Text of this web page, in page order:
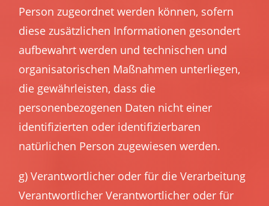
Person zugeordnet werden können, sofern
diese zusätzlichen Informationen gesondert
aufbewahrt werden und technischen und
organisatorischen Maßnahmen unterliegen,
die gewährleisten, dass die
personenbezogenen Daten nicht einer
identifizierten oder identifizierbaren
natürlichen Person zugewiesen werden.
g) Verantwortlicher oder für die Verarbeitung
Verantwortlicher Verantwortlicher oder für